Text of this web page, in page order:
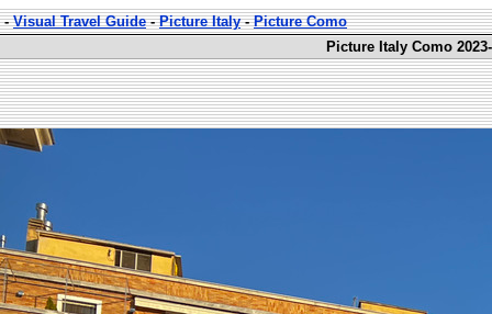
-Visual Travel Guide-Picture Italy-Picture Como
Picture Italy Como